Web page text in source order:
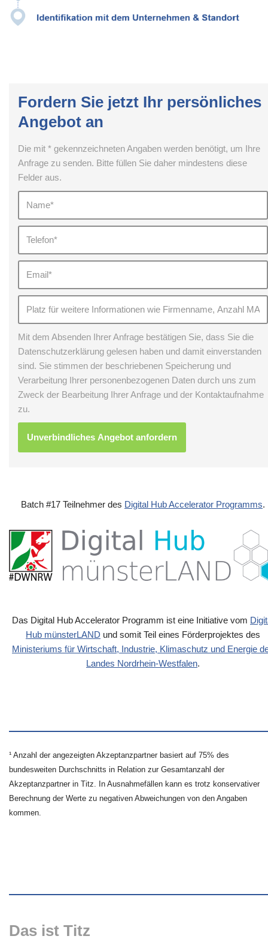
Fordern Sie jetzt Ihr persönliches
Angebot an
Die mit * gekennzeichneten Angaben werden benötigt, um Ihre
Anfrage zu senden. Bitte füllen Sie daher mindestens diese
Felder aus.
Mit dem Absenden Ihrer Anfrage bestätigen Sie, dass Sie die
Datenschutzerklärung gelesen haben und damit einverstanden
sind. Sie stimmen der beschriebenen Speicherung und
Verarbeitung Ihrer personenbezogenen Daten durch uns zum
Zweck der Bearbeitung Ihrer Anfrage und der Kontaktaufnahme
zu.
Batch #17 Teilnehmer des Digital Hub Accelerator Programms.
Das Digital Hub Accelerator Programm ist eine Initiative vom
Hub münsterLAND und somit Teil eines Förderprojektes des
Ministeriums für Wirtschaft, Industrie, Klimaschutz und Energie
Landes Nordrhein-Westfalen.
¹ Anzahl der angezeigten Akzeptanzpartner basiert auf 75% des
bundesweiten Durchschnitts in Relation zur Gesamtanzahl der
Akzeptanzpartner in Titz. In Ausnahmefällen kann es trotz konservativer
Berechnung der Werte zu negativen Abweichungen von den Angaben
kommen.
Das ist Titz